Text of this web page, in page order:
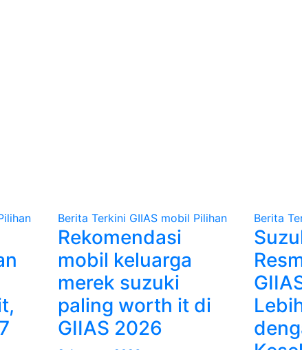
Berita Terkini GIIAS mobil Pilihan
Rekomendasi
mobil keluarga
merek suzuki
paling worth it di
GIIAS 2026
Berita